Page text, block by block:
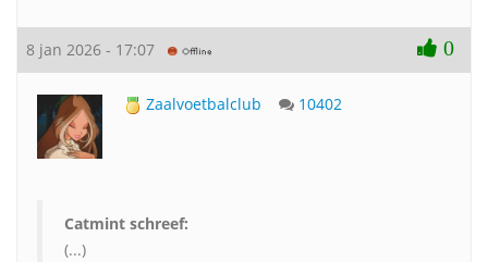
8 jan 2026 - 17:07 0
Zaalvoetbalclub 10402
Catmint schreef:
(...)